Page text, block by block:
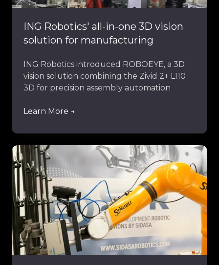
manufacturing
ING Robotics' all-in-one 3D vision
solution for manufacturing
ING Robotics introduced ROBOEYE, a 3D
vision solution combining the Zivid 2+ L110
3D for precision assembly automation
Learn More →
Innodura's
complex
parts
hanging
solution
for
assembly
lines